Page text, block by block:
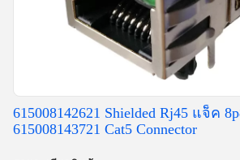
615008142621 Shielded Rj45 แจ็ค
615008143721 Cat5 Connector